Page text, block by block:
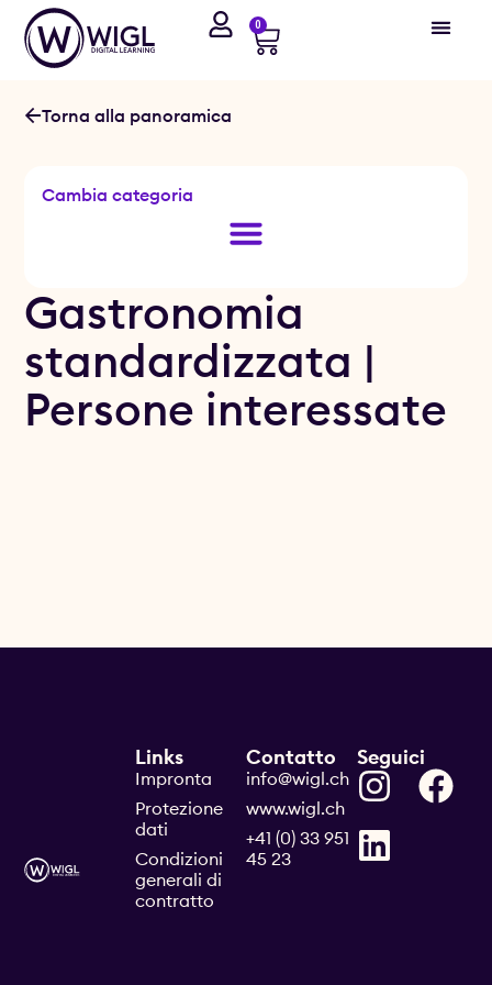
0
Torna alla panoramica
Cambia categoria
Gastronomia
standardizzata |
Persone interessate
Contatto
info@wigl.ch
www.wigl.ch
+41 (0) 33 951
45 23
Links
Impronta
Protezione
dati
Condizioni
generali di
contratto
Seguici